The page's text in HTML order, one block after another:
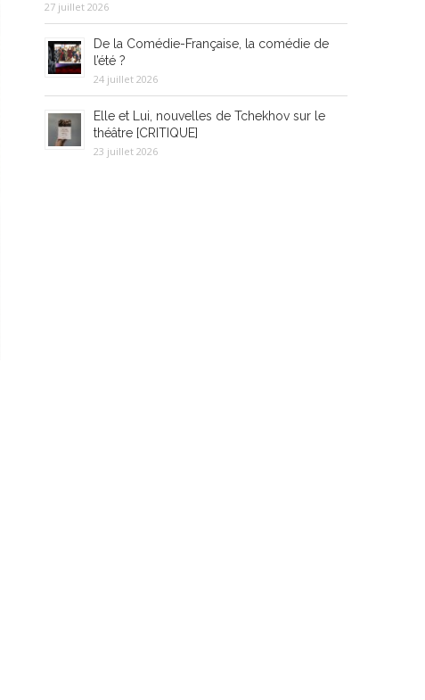
27 juillet 2026
De la Comédie-Française, la comédie de
l’été ?
24 juillet 2026
Elle et Lui, nouvelles de Tchekhov sur le
théâtre [CRITIQUE]
23 juillet 2026